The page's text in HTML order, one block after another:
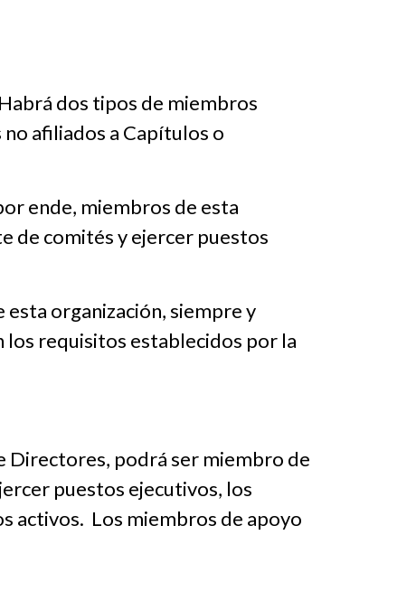
dos tipos de miembros
afiliados a Capítulos o
ende, miembros de esta
de comités y ejercer puestos
organización, siempre y
los requisitos establecidos por la
Directores, podrá ser miembro de
puestos ejecutivos, los
activos. Los miembros de apoyo